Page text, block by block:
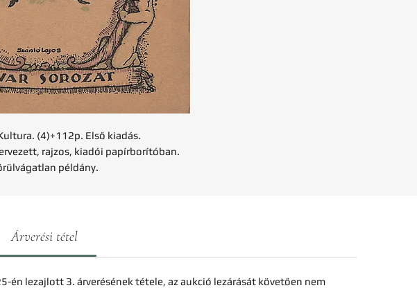
(4)+112p. Első kiadás.
rajzos, kiadói papírborítóban.
példány.
Árverési tétel
én lezajlott 3. árverésének tétele, az aukció lezárását követően nem